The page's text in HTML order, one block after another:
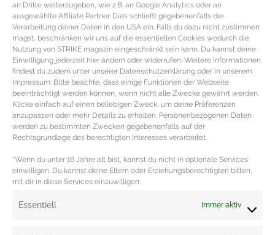
an Dritte weiterzugeben, wie z.B. an Google Analytics oder an
ausgewählte Affiliate Partner. Dies schließt gegebenenfalls die
Verarbeitung deiner Daten in den USA ein. Falls du dazu nicht zustimmen
magst, beschränken wir uns auf die essentiellen Cookies wodurch die
Nutzung von STRIKE magazin eingeschränkt sein kann. Du kannst deine
Einwilligung jederzeit hier ändern oder widerrufen. Weitere Informationen
findest du zudem unter unserer Datenschutzerklärung oder in unserem
Impressum. Bitte beachte, dass einige Funktionen der Webseite
beeinträchtigt werden können, wenn nicht alle Zwecke gewährt werden.
Klicke einfach auf einen beliebigen Zweck, um deine Präferenzen
anzupassen oder mehr Details zu erhalten. Personenbezogenen Daten
werden zu bestimmten Zwecken gegebenenfalls auf der
Rechtsgrundlage des berechtigten Interesses verarbeitet.
*Wenn du unter 16 Jahre alt bist, kannst du nicht in optionale Services
einwilligen. Du kannst deine Eltern oder Erziehungsberechtigten bitten,
mit dir in diese Services einzuwilligen.
Essentiell Immer aktiv
Glyzerin gesund (200gr | 11 €). Pflegendes
Haarspray von Kérastase
24Std Wirkung und Schutz vor Hitze, Frizz, fliegendem Haar, statischer
Aufladung oder Trockenheit durch reichhaltige Aminosäuren und Weizen
Proteine (150ml | 17 €). Feuchtigkeitsspendendes sanftes
Shampoo von Avedareduziert gekräuseltes Haar und glättet ohne zu
beschweren (250ml | 24 €). ReichhaltigeStylingcreme von Living Proof
verhindert Frizz und sprödes Haar durch den patentierten Healthy Hair
Molekül, ist ohne Silikone oder Öl und stylt das Haar mit einer leichten Textur
Redaktion: Nina Ilnseher | Fotos: Flaconi, Ludwig Beck, Niche Beauty,
Parfumdreams, PR